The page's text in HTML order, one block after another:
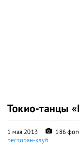
Токио-танцы
1 мая 2013 186
ресторан-клуб